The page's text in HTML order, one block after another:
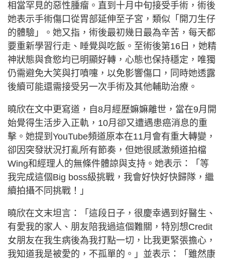
相當罕見的惡性腫瘤。直到十月中旬接受手術，術後
她表示手術傷口從胃部延伸至子宮，類似「開刀生仔
的體驗」。她又指，術後最初幾日最為辛苦，每天都
要重新學習行走、睡覺與吃飯。至術後第16日，她精
神狀態與食慾均已明顯好轉，心態也保持穩定，唯獨
仍需避免大笑與打噴嚏，以免影響傷口，同時她透露
後續可能還需接受另一次手術及其他輔助治療。
曉欣在文中更寫道，自8月經歷嫲嫲離世，當在9月開
始覺得生活步入正軌，10月卻又遭遇患癌消息的重
擊。她提到YouTube頻道原本在11月會有重大轉變，
卻因突發狀況打亂所有節奏，但她很感激頻道拍檔
Wing和經理人的無條件體諒與支持。她表示：「等
我完成這個Big boss級挑戰，我會好快好快歸隊，繼
續拍攝不同挑戰！」
曉欣在文末坦言：「這段日子，很慶幸遇到好醫生、
有愛我的家人、朋友陪我過這個難關，特別想Credit
女朋友在我生病後為我打點一切，比我更緊張擔心，
我知道我是被愛的，不孤單的。」並表示：「雖然康